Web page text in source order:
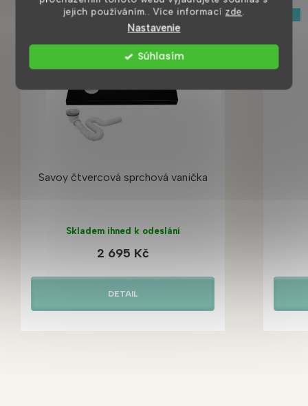
jejich používáním.. Více informací zde.
Nastavenie
Súhlasím
VÝHODNÁ CENA
Savoy čtvercová sprchová vanička
Skladem ihned k odeslání
2 695 Kč
DETAIL